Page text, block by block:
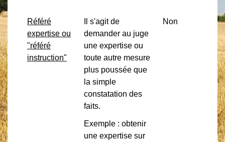
Référé
expertise ou
"référé
instruction"
Il s'agit de
demander au juge
une expertise ou
toute autre mesure
plus poussée que
la simple
constatation des
faits.
Exemple : obtenir
une expertise sur
Non